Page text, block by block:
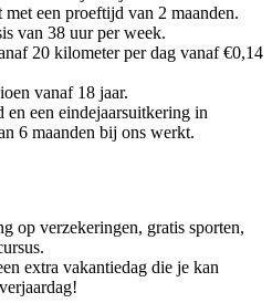
met een proeftijd van 2 maanden.
van 38 uur per week.
20 kilometer per dag vanaf €0,14
vanaf 18 jaar.
een eindejaarsuitkering in
6 maanden bij ons werkt.
op verzekeringen, gratis sporten,
extra vakantiedag die je kan